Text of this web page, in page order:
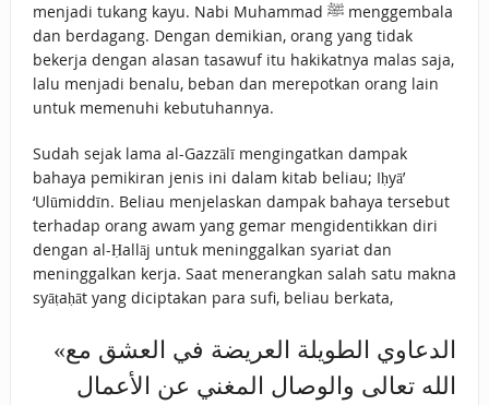
menjadi tukang kayu. Nabi Muhammad ﷺ menggembala
dan berdagang. Dengan demikian, orang yang tidak
bekerja dengan alasan tasawuf itu hakikatnya malas saja,
lalu menjadi benalu, beban dan merepotkan orang lain
untuk memenuhi kebutuhannya.
Sudah sejak lama al-Gazzālī mengingatkan dampak
bahaya pemikiran jenis ini dalam kitab beliau; Iḥyā’
‘Ulūmiddīn. Beliau menjelaskan dampak bahaya tersebut
terhadap orang awam yang gemar mengidentikkan diri
dengan al-Ḥallāj untuk meninggalkan syariat dan
meninggalkan kerja. Saat menerangkan salah satu makna
syāṭaḥāt yang diciptakan para sufi, beliau berkata,
«الدعاوي الطويلة العريضة في العشق مع
الله تعالى والوصال المغني عن الأعمال